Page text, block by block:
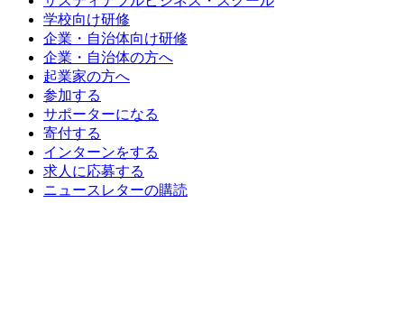
学校向け研修
企業・自治体向け研修
企業・自治体の方へ
起業家の方へ
参加する
サポーターになる
寄付する
インターンをする
求人に応募する
ニュースレターの購読